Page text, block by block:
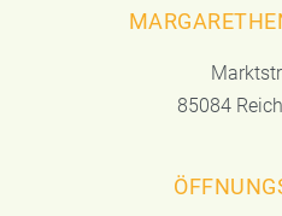
85084